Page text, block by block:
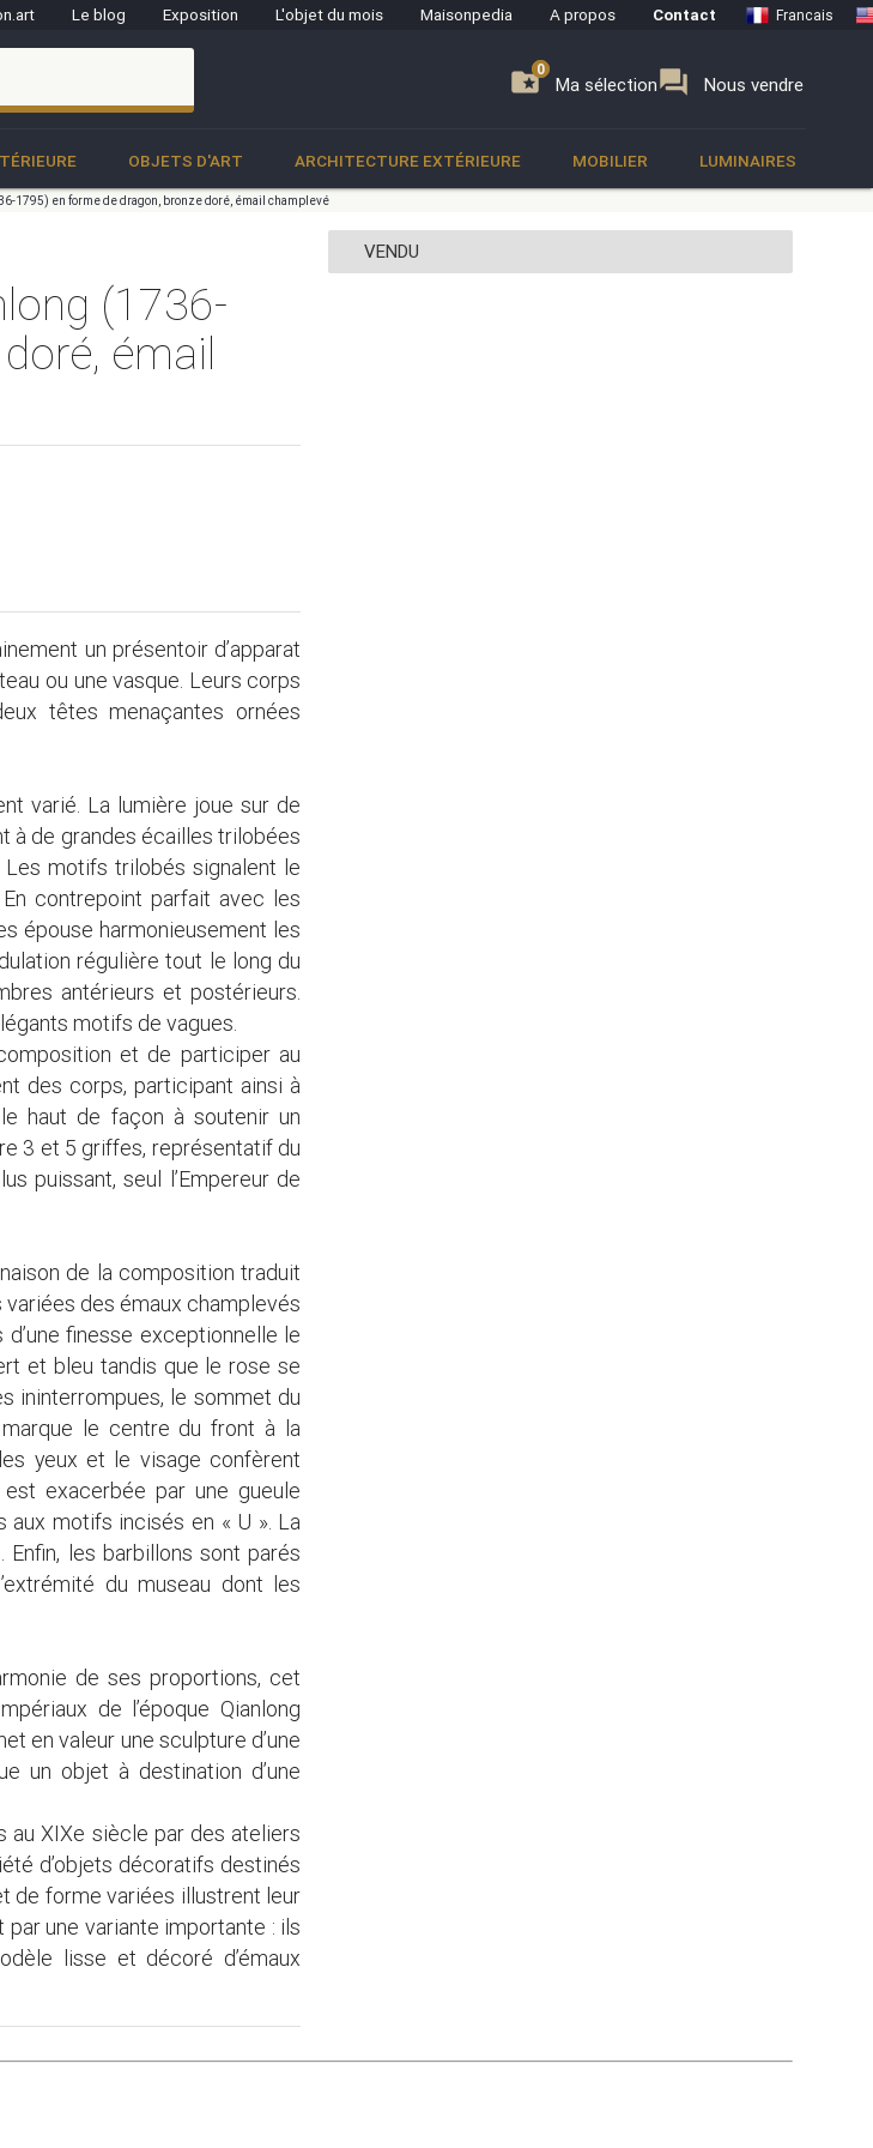
Le blog Exposition L'objet du mois Maisonpedia A propos Contact Francais
folder_special Ma sélection
0 forum Nous vendre
0
OBJETS D'ART ARCHITECTURE EXTÉRIEURE MOBILIER LUMINAIRES
1795) en forme de dragon, bronze doré, émail champlevé
(1736-
émail
un présentoir d’apparat
ou une vasque. Leurs corps
têtes menaçantes ornées
varié. La lumière joue sur de
à de grandes écailles trilobées
motifs trilobés signalent le
contrepoint parfait avec les
épouse harmonieusement les
régulière tout le long du
antérieurs et postérieurs.
motifs de vagues.
et de participer au
des corps, participant ainsi à
haut de façon à soutenir un
3 et 5 griffes, représentatif du
puissant, seul l’Empereur de
de la composition traduit
des émaux champlevés
finesse exceptionnelle le
et bleu tandis que le rose se
ininterrompues, le sommet du
le centre du front à la
yeux et le visage confèrent
exacerbée par une gueule
motifs incisés en « U ». La
les barbillons sont parés
du museau dont les
de ses proportions, cet
de l’époque Qianlong
en valeur une sculpture d’une
un objet à destination d’une
XIXe siècle par des ateliers
d’objets décoratifs destinés
de forme variées illustrent leur
une variante importante : ils
lisse et décoré d’émaux
VENDU